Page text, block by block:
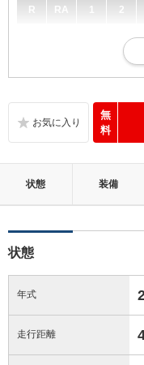
R RA 1 2
キズ、へこみが少なく、
標準的に使用されていて
無
料
状態 装備
状態
年式
走行距離